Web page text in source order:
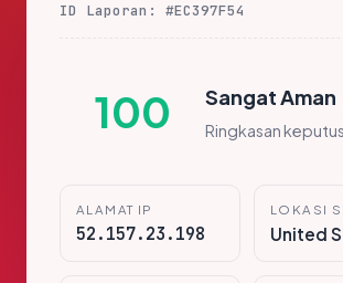
ID Laporan: #EC397F54
100 Sangat Aman
Ringkasan
ALAMAT IP
52.157.23.198
LOKASI
United